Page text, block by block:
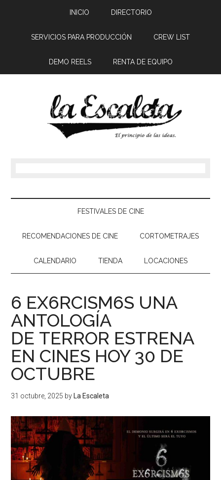
INICIO DIRECTORIO
SERVICIOS PARA PRODUCCIÓN CREW LIST
DEMO REELS RENTA DE EQUIPO
FESTIVALES DE CINE
RECOMENDACIONES DE CINE CORTOMETRAJES
CALENDARIO TIENDA LOCACIONES
6 EX6RCISM6S UNA
ANTOLOGÍA
DE TERROR ESTRENA
EN CINES HOY 30 DE
OCTUBRE
31 octubre, 2025 by La Escaleta